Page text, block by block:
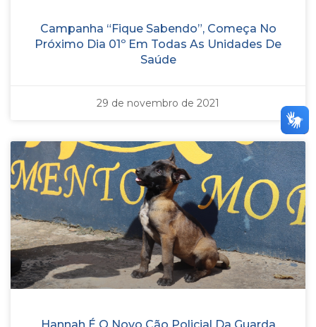
Campanha “Fique Sabendo”, Começa No
Próximo Dia 01º Em Todas As Unidades De
Saúde
29 de novembro de 2021
Hannah É O Novo Cão Policial Da Guarda